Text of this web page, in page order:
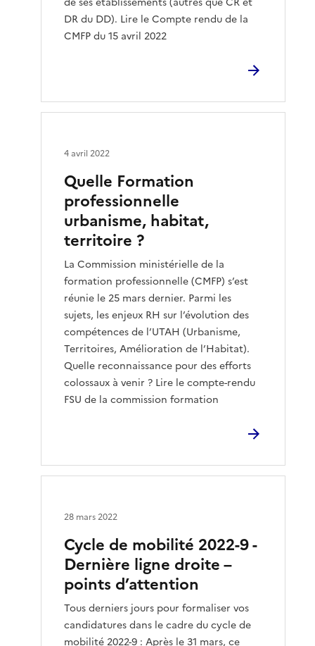
DR du DD). Lire le Compte rendu de la
CMFP du 15 avril 2022
Quelle Formation
professionnelle
urbanisme, habitat,
territoire ?
La Commission ministérielle de la
formation professionnelle (CMFP) s’est
réunie le 25 mars dernier. Parmi les
sujets, les enjeux RH sur l’évolution des
compétences de l’UTAH (Urbanisme,
Territoires, Amélioration de l’Habitat).
Quelle reconnaissance pour des efforts
colossaux à venir ? Lire le compte-rendu
FSU de la commission formation
4 avril 2022
Cycle de mobilité 2022-9 -
Dernière ligne droite –
points d’attention
Tous derniers jours pour formaliser vos
candidatures dans le cadre du cycle de
mobilité 2022-9 : Après le 31 mars, ce
28 mars 2022